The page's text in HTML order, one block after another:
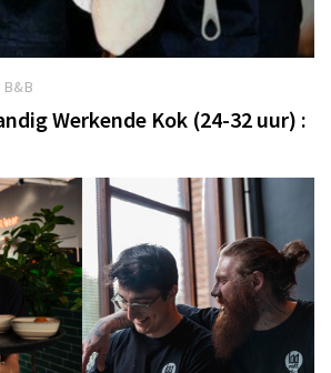
Werkende Kok (24-32 uur) :